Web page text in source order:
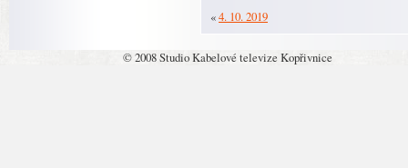
«4. 10. 2019
© 2008 Studio Kabelové televize Kopřivnice